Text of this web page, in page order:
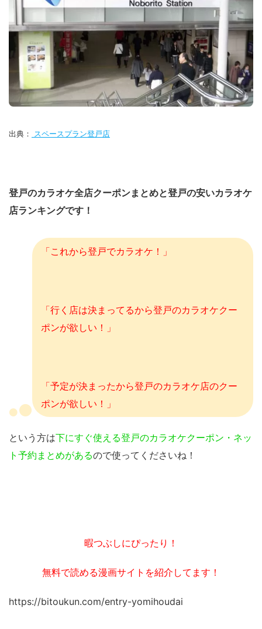
出典： スペースプラン登戸店
登戸のカラオケ全店クーポンまとめと登戸の安いカラオケ
店ランキングです！
「これから登戸でカラオケ！」
「行く店は決まってるから登戸のカラオケクー
ポンが欲しい！」
「予定が決まったから登戸のカラオケ店のクー
ポンが欲しい！」
という方は下にすぐ使える登戸のカラオケクーポン・ネッ
ト予約まとめがあるので使ってくださいね！
暇つぶしにぴったり！
無料で読める漫画サイトを紹介してます！
https://bitoukun.com/entry-yomihoudai